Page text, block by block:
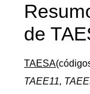
de
TAESA
TAEE11,